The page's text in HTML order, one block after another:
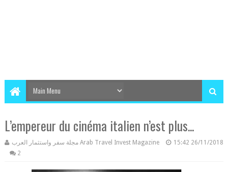
L’empereur du cinéma italien n’est plus...
مجلة سفر واستثمار العرب Arab Travel Invest Magazine 15:42 26/11/2018
2